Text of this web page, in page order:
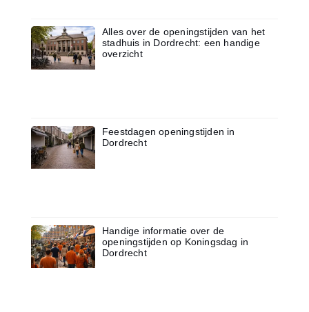
Alles over de openingstijden van het
stadhuis in Dordrecht: een handige
overzicht
Feestdagen openingstijden in
Dordrecht
Handige informatie over de
openingstijden op Koningsdag in
Dordrecht